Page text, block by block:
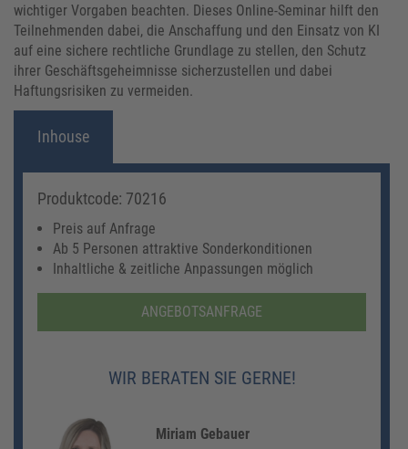
wichtiger Vorgaben beachten. Dieses Online-Seminar hilft den
Teilnehmenden dabei, die Anschaffung und den Einsatz von KI
auf eine sichere rechtliche Grundlage zu stellen, den Schutz
ihrer Geschäftsgeheimnisse sicherzustellen und dabei
Haftungsrisiken zu vermeiden.
Inhouse
Produktcode: 70216
Preis auf Anfrage
Ab 5 Personen attraktive Sonderkonditionen
Inhaltliche & zeitliche Anpassungen möglich
ANGEBOTSANFRAGE
WIR BERATEN SIE GERNE!
Miriam Gebauer